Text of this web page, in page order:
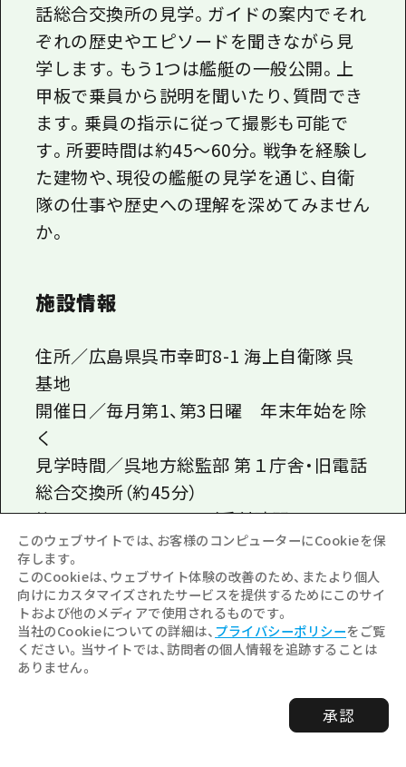
話総合交換所の見学。ガイドの案内でそれ
ぞれの歴史やエピソードを聞きながら見
学します。もう1つは艦艇の一般公開。上
甲板で乗員から説明を聞いたり、質問でき
ます。乗員の指示に従って撮影も可能で
す。所要時間は約45～60分。戦争を経験し
た建物や、現役の艦艇の見学を通じ、自衛
隊の仕事や歴史への理解を深めてみません
か。
施設情報
住所／広島県呉市幸町8-1 海上自衛隊 呉
基地
開催日／毎月第1、第3日曜 年末年始を除
く
見学時間／呉地方総監部 第１庁舎・旧電話
総合交換所（約45分）
第１回 09:30~10:15（受付時間
09:15~09:30)
第２回 11:00~11:45（受付時間
10:45~11:00)
艦艇一般公開（約90分）
第１回13:30～15:00（受付時間13:20～
14:15)
見学場所／【呉地方総監部 第１庁舎 ・旧電
このウェブサイトでは、お客様のコンピューターにCookieを保
存します。
このCookieは、ウェブサイト体験の改善のため、またより個人
向けにカスタマイズされたサービスを提供するためにこのサイ
トおよび他のメディアで使用されるものです。
当社のCookieについての詳細は、 プライバシーポリシーをご覧
ください。当サイトでは、訪問者の個人情報を追跡することは
ありません。
承認